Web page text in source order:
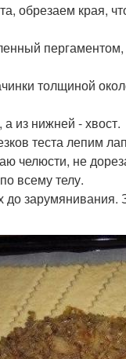
обрезаем края,
толщиной
из нижней - хвост.
теста лепим
челюсти, не
всему телу.
до